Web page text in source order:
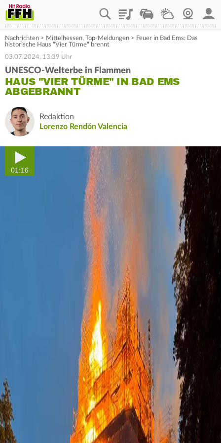
PlaylistStaupilotWetterWebcam
Nachrichten > Mittelhessen, Top-Meldungen > Feuer in Bad Ems: Das
historische Haus "Vier Türme" brennt
03.07.2024, 13:39 Uhr
UNESCO-Welterbe in Flammen
HAUS "VIER TÜRME" IN BAD EMS
ABGEBRANNT
Redaktion
Lorenzo Rendón Valencia
01:16